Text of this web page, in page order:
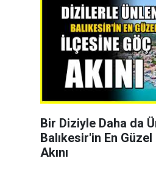
Bir Diziyle Daha da
Balıkesir'in En
Akını